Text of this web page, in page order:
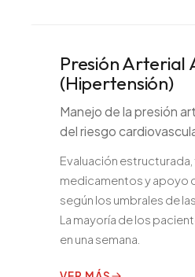
Presión Arterial
(Hipertensión)
Manejo de la presión
del riesgo
Evaluación
medicamentos y apoyo
según los umbrales de
La mayoría de los
en una semana.